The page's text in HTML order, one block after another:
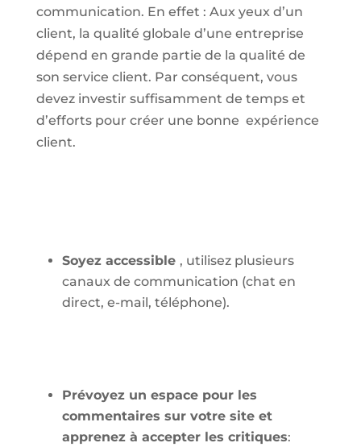
communication. En effet : Aux yeux d’un
client, la qualité globale d’une entreprise
dépend en grande partie de la qualité de
son service client. Par conséquent, vous
devez investir suffisamment de temps et
d’efforts pour créer une bonne expérience
client.
Soyez accessible , utilisez plusieurs
canaux de communication (chat en
direct, e-mail, téléphone).
Prévoyez un espace pour les
commentaires sur votre site et
apprenez à accepter les critiques: